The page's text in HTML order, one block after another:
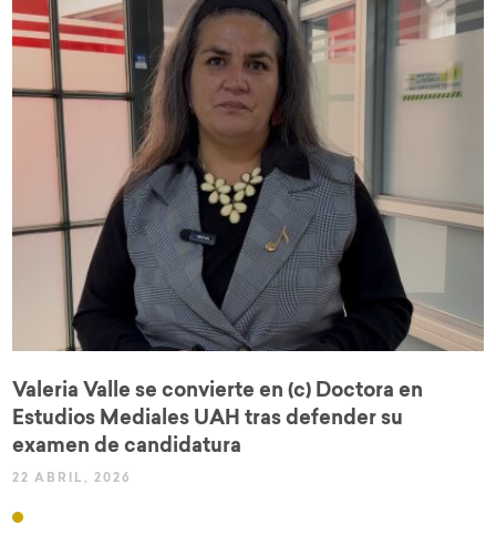
Valeria Valle se convierte en (c) Doctora en
Estudios Mediales UAH tras defender su
examen de candidatura
22 ABRIL, 2026